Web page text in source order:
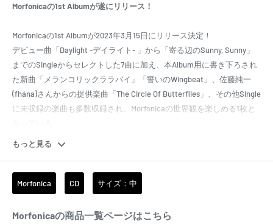
Morfonicaの1st Albumが遂にリリース！
Morfonicaの1st Albumが2023年3月15日にリリース決定！
デビュー曲「Daylight -デイライト- 」から「寄る辺のSunny, Sunny」
までのSingleからセレクトした7曲に加え、本Album用に書き下ろされ
た新曲「メランコリックララバイ」「誓いのWingbeat」、佐藤純一
(fhána)さんからの提供楽曲「The Circle Of Butterflies」、その他Single
に未収録の楽曲も多数収録され、Morfonicaの世界観を楽しめる1枚と
[CD]
1.Daylight -デイライト-
3.flame of hope
もっと見る
Morfonica CD サイズ：中
Morfonicaの商品一覧ページはこちら